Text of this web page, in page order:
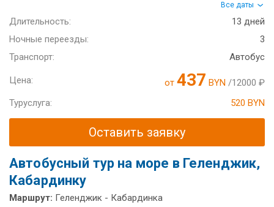
Все даты
Длительность:
13 дней
Ночные переезды:
3
Транспорт:
Автобус
Цена: от 437 BYN /12000 ₽
Туруслуга:
520 BYN
Оставить заявку
Автобусный тур на море в Геленджик,
Кабардинку
Маршрут: Геленджик - Кабардинка